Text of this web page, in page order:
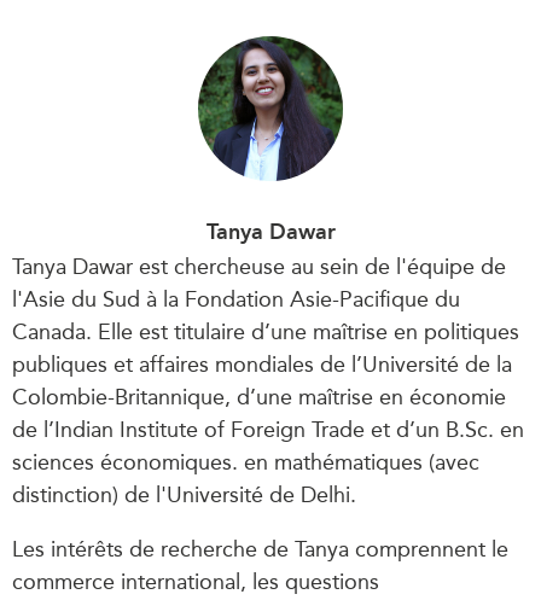
Tanya Dawar
Tanya Dawar est chercheuse au sein de l'équipe de
l'Asie du Sud à la Fondation Asie-Pacifique du
Canada. Elle est titulaire d’une maîtrise en politiques
publiques et affaires mondiales de l’Université de la
Colombie-Britannique, d’une maîtrise en économie
de l’Indian Institute of Foreign Trade et d’un B.Sc. en
sciences économiques. en mathématiques (avec
distinction) de l'Université de Delhi.
Les intérêts de recherche de Tanya comprennent le
commerce international, les questions